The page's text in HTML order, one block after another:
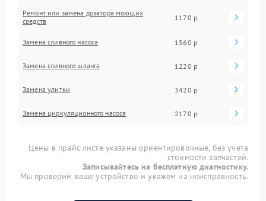
Ремонт или замена дозатора моющих
средств
1170 р
Замена сливного насоса 1560 р
Замена сливного шланга 1220 р
Замена улитки 3420 р
Замена циркуляционного насоса 2170 р
Цены в прайс-листе указаны ориентировочные, без учета
стоимости запчастей.
Записывайтесь на бесплатную диагностику.
Мы проверим ваше устройство и укажем на неисправность.